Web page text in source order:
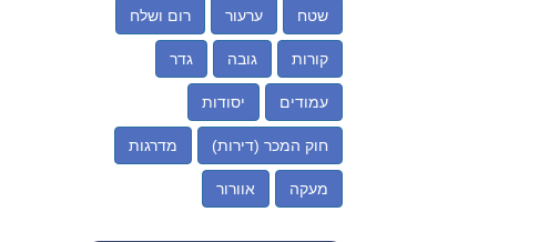
שטח ערעור רום ושלח
קורות גובה גדר
עמודים יסודות
חוק המכר (דירות) מדרגות
מעקה אוורור